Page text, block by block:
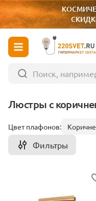
ГИПЕРМАРКЕТ СВЕТА
Люстры с
Цвет плафонов:
Фильтры